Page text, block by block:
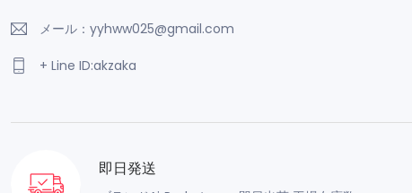
メール：yyhww025@gmail.com
+ Line ID:akzaka
即日発送